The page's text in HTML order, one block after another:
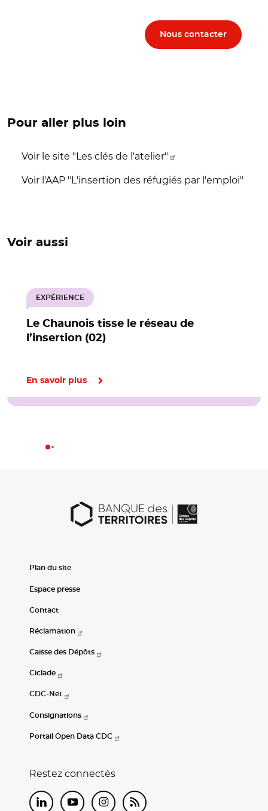
Nous contacter
Pour aller plus loin
Voir le site "Les clés de l'atelier"
Voir l'AAP "L'insertion des réfugiés par l'emploi"
Voir aussi
Le Chaunois tisse le réseau de
l’insertion (02)
EXPÉRIENCE
En savoir plus
Plan du site
Espace presse
Contact
Réclamation
Caisse des Dépôts
Ciclade
CDC-Net
Consignations
Portail Open Data CDC
Restez connectés
LinkedInYoutubeInstagram
RSS